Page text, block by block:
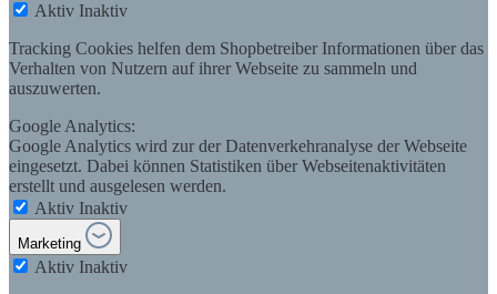
Aktiv Inaktiv
Tracking Cookies helfen dem Shopbetreiber Informationen über das
Verhalten von Nutzern auf ihrer Webseite zu sammeln und
auszuwerten.
Google Analytics:
Google Analytics wird zur der Datenverkehranalyse der Webseite
eingesetzt. Dabei können Statistiken über Webseitenaktivitäten
erstellt und ausgelesen werden.
Aktiv Inaktiv
Marketing
Aktiv Inaktiv